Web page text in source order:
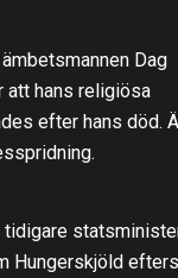
Dag
att hans religiösa
efter hans död.
tidigare
Hungerskjöld